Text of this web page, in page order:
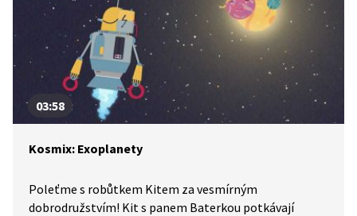
03:58
Kosmix: Exoplanety
Poleťme s robůtkem Kitem za vesmírným
dobrodružstvím! Kit s panem Baterkou potkávají